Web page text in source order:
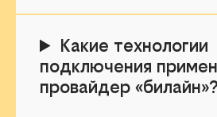
Какие технологии
подключения
провайдер «билайн»?